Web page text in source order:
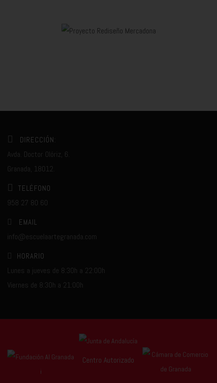
DIRECCIÓN:
Avda. Doctor Olóriz, 6.
Granada, 18012.
TELÉFONO
958 27 80 60
EMAIL
info@escuelaartegranada.com
HORARIO
Lunes a jueves de 8:30h a 22:00h
Viernes de 8:30h a 21:00h
Centro Autorizado